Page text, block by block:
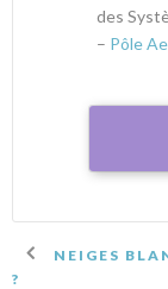
des
– Pôle
NEIGES
?